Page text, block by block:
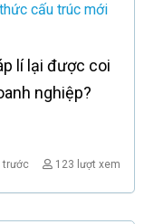
cấu trúc mới
lí lại được coi
nghiệp?
123 lượt xem
trước